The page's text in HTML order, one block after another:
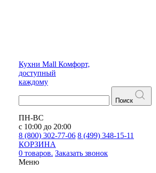
Кухни Mall Комфорт,
доступный
каждому
Поиск
ПН-ВС
с 10:00 до 20:00
8 (800) 302-77-06 8 (499) 348-15-11
КОРЗИНА
0 товаров. Заказать звонок
Меню